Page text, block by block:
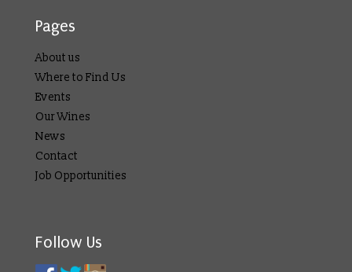
Pages
About us
Where to Find Us
Events
Our Wines
News
Contact
Job Opportunities
Follow Us